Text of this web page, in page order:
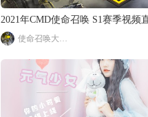
2021年CMD使命召唤 S1赛季视频
使命召唤大师赛